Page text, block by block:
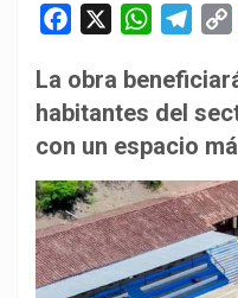
c
e
b
o
k
W
a
t
s
p
p
l
e
g
a
m
La obra
habitantes del
con un espacio